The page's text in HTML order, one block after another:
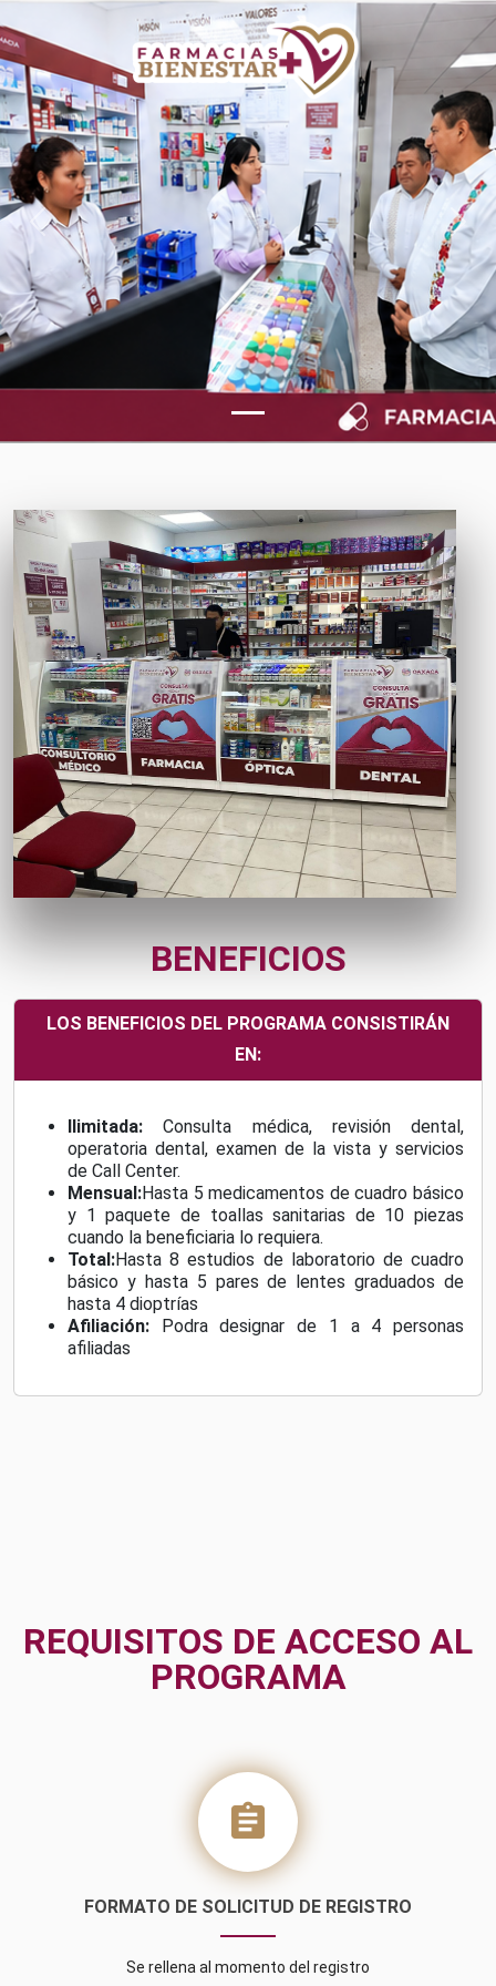
Previous Next
BENEFICIOS
LOS BENEFICIOS DEL PROGRAMA CONSISTIRÁN
EN:
Ilimitada: Consulta médica, revisión dental,
operatoria dental, examen de la vista y servicios
de Call Center.
Mensual:Hasta 5 medicamentos de cuadro básico
y 1 paquete de toallas sanitarias de 10 piezas
cuando la beneficiaria lo requiera.
Total:Hasta 8 estudios de laboratorio de cuadro
básico y hasta 5 pares de lentes graduados de
hasta 4 dioptrías
Afiliación: Podra designar de 1 a 4 personas
afiliadas
REQUISITOS DE ACCESO AL
PROGRAMA
assignment
FORMATO DE SOLICITUD DE REGISTRO
Se rellena al momento del registro